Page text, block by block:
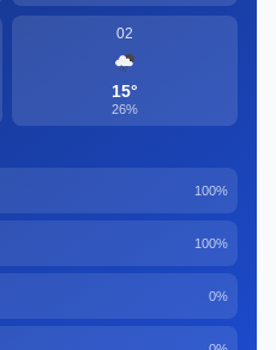
02
15°
26%
100%
100%
0%